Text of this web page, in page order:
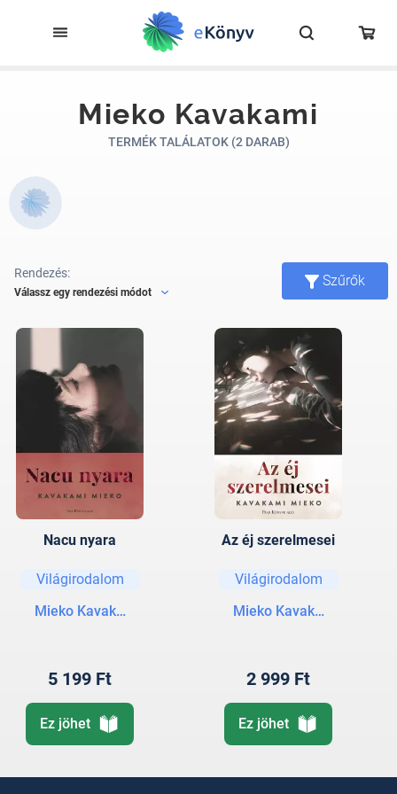
Mieko Kavakami
TERMÉK TALÁLATOK (2 DARAB)
Rendezés:
Válassz egy rendezési módot
Szűrők
Nacu nyara
Világirodalom
Mieko Kavakami
5 199 Ft
Ez jöhet
Az éj szerelmesei
Világirodalom
Mieko Kavakami
2 999 Ft
Ez jöhet